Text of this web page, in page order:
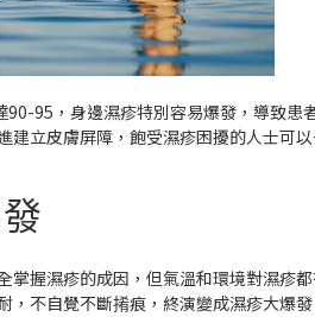
95，身邊濕疹特別容易爆發，導致
立皮膚屏障，飽受濕疹困擾的人士可以
掌握濕疹的成因，但氣溫和環境對濕疹
不自覺不斷𢯎痕，終演變成濕疹大爆發